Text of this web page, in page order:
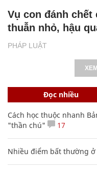
PHÁP LUẬT
Vụ con đánh chết
thuẫn nhỏ, hậu
Đọc nhiều
Cách học thuộc nhanh
"thần chú"
17
Nhiều điểm bất thường ở